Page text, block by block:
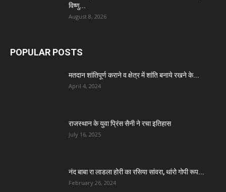
विष्णु...
August 8, 2026
POPULAR POSTS
मतदान शांतिपूर्ण कराने व क्षेत्र में शांति बनाये रखने के...
April 4, 2024
राजस्थान के युवा प्रिंस सैनी ने रचा इतिहास
July 16, 2025
नंद बाबा रा लाडला होरी का रसिया सांवरा, थांरो गोपी रूप...
February 26, 2024